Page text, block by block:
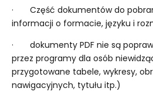
· Część dokumentów do
informacji o formacie, języku i
· dokumenty PDF nie są
przez programy dla osób
przygotowane tabele, wykresy,
nawigacyjnych, tytułu itp.)